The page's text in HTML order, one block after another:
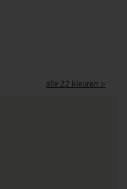
alle 22 kleuren >